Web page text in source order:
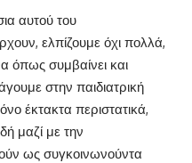
αυτού του
ελπίζουμε όχι πολλά,
όπως συμβαίνει και
στην παιδιατρική
έκτακτα περιστατικά,
μαζί με την
ως συγκοινωνούντα